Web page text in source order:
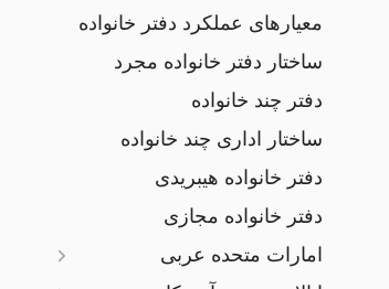
معیارهای عملکرد دفتر خانواده
ساختار دفتر خانواده مجرد
دفتر چند خانواده
ساختار اداری چند خانواده
دفتر خانواده هیبریدی
دفتر خانواده مجازی
امارات متحده عربی